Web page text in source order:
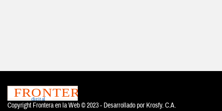
Copyright Frontera en la Web © 2023 - Desarrollado por Krosfy. C.A.